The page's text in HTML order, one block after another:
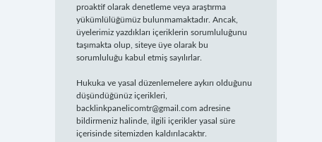
proaktif olarak denetleme veya araştırma
yükümlülüğümüz bulunmamaktadır. Ancak,
üyelerimiz yazdıkları içeriklerin sorumluluğunu
taşımakta olup, siteye üye olarak bu
sorumluluğu kabul etmiş sayılırlar.
Hukuka ve yasal düzenlemelere aykırı olduğunu
düşündüğünüz içerikleri,
backlinkpanelicomtr@gmail.com adresine
bildirmeniz halinde, ilgili içerikler yasal süre
içerisinde sitemizden kaldırılacaktır.